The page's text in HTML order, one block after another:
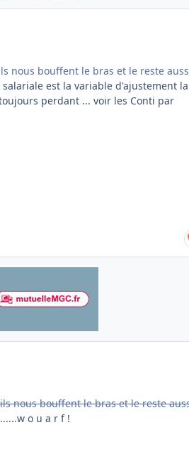
nous bouffent le bras et le reste
est la variable d'ajustement
perdant ... voir les Conti par
nous bouffent le bras et le reste
o u a r f !